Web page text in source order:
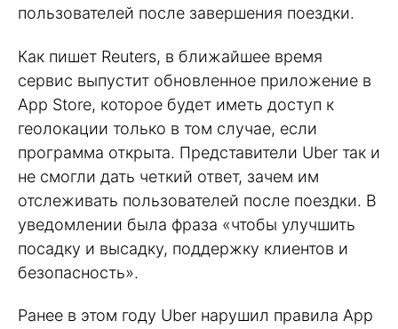
пользователей после завершения поездки.
Как пишет Reuters, в ближайшее время
сервис выпустит обновленное приложение в
App Store, которое будет иметь доступ к
геолокации только в том случае, если
программа открыта. Представители Uber так и
не смогли дать четкий ответ, зачем им
отслеживать пользователей после поездки. В
уведомлении была фраза «чтобы улучшить
посадку и высадку, поддержку клиентов и
безопасность».
Ранее в этом году Uber нарушил правила App